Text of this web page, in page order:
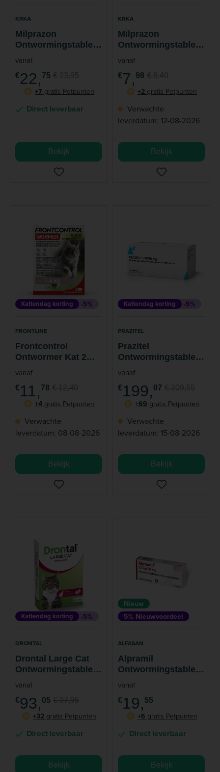
KRKA
Milprazon
Ontwormingstablet
Grote Kat
vanaf
€22, 75
P
+7 gratis Petpunten
Direct leverbaar
Bekijk
KRKA
Milprazon
Ontwormingstablet
Kitten en Kleine Kat
vanaf
€7, 98
P
+2 gratis Petpunten
Verwachte
leverdatum: 12-08-2026
Bekijk
Kattendag korting -5%
FRONTLINE
Frontcontrol
Ontwormer Kat 2
tabletten
vanaf
€11, 78
P
+4 gratis Petpunten
Verwachte
leverdatum: 08-08-2026
Bekijk
Kattendag korting -5%
PRAZITEL
Prazitel
Ontwormingstablet
Kat 104 stuks
vanaf
€199, 07
P
+69 gratis Petpunten
Verwachte
leverdatum: 15-08-2026
Bekijk
Kattendag korting -5%
DRONTAL
Drontal Large Cat
Ontwormingstablet
Grote Kat 24
vanaf
€93, 05
P
+32 gratis Petpunten
Direct leverbaar
Bekijk
Nieuw
5% Nieuwvoordeel
ALFASAN
Alpramil
Ontwormingstablet
vanaf
€19, 55
P
+6 gratis Petpunten
Direct leverbaar
Bekijk